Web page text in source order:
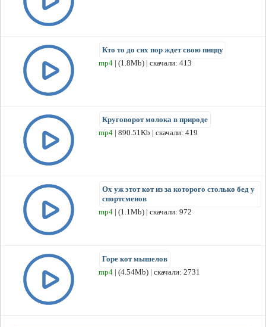
Кто то до сих пор ждет свою пиццу
mp4 | (1.8Mb) | скачали: 413
Круговорот молока в природе
mp4 | 890.51Kb | скачали: 419
Ох уж этот кот из за которого столько бед у
спортсменов
mp4 | (1.1Mb) | скачали: 972
Горе кот мышелов
mp4 | (4.54Mb) | скачали: 2731